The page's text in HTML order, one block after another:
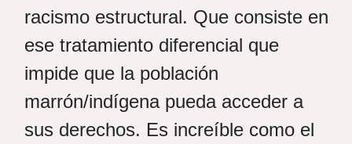
racismo estructural. Que consiste en
ese tratamiento diferencial que
impide que la población
marrón/indígena pueda acceder a
sus derechos. Es increíble como el